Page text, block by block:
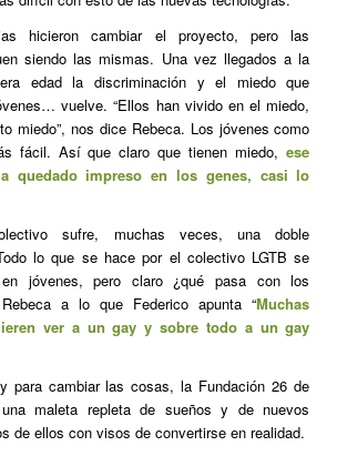
hicieron cambiar el proyecto, pero las
siendo las mismas. Una vez llegados a la
edad la discriminación y el miedo que
vuelve. “Ellos han vivido en el miedo,
miedo”, nos dice Rebeca. Los jóvenes como
fácil. Así que claro que tienen miedo, ese
quedado impreso en los genes, casi lo
sufre, muchas veces, una doble
lo que se hace por el colectivo LGTB se
en jóvenes, pero claro ¿qué pasa con los
Rebeca a lo que Federico apunta “Muchas
ver a un gay y sobre todo a un gay
para cambiar las cosas, la Fundación 26 de
maleta repleta de sueños y de nuevos
de ellos con visos de convertirse en realidad.